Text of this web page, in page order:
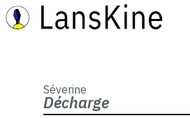
Séverine
Décharge